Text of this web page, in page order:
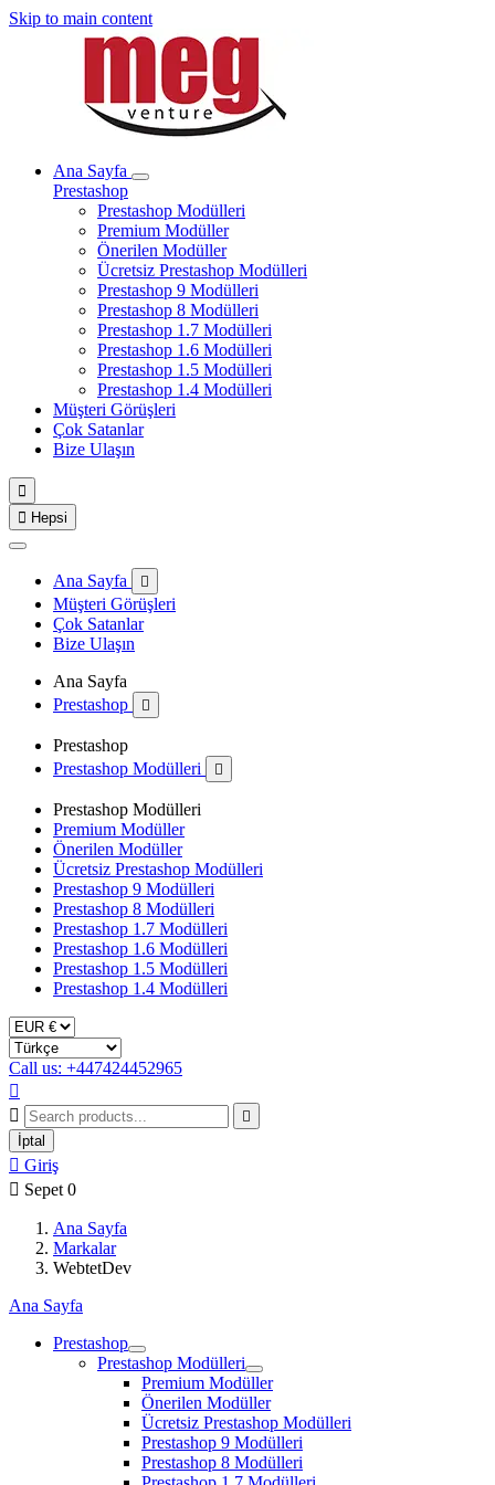
Skip to main content
Ana Sayfa
Prestashop
Prestashop Modülleri
Premium Modüller
Önerilen Modüller
Ücretsiz Prestashop Modülleri
Prestashop 9 Modülleri
Prestashop 8 Modülleri
Prestashop 1.7 Modülleri
Prestashop 1.6 Modülleri
Prestashop 1.5 Modülleri
Prestashop 1.4 Modülleri
Müşteri Görüşleri
Çok Satanlar
Bize Ulaşın

 Hepsi
Ana Sayfa 
Müşteri Görüşleri
Çok Satanlar
Bize Ulaşın
Ana Sayfa
Prestashop

Prestashop
Prestashop Modülleri

Prestashop Modülleri
Premium Modüller
Önerilen Modüller
Ücretsiz Prestashop Modülleri
Prestashop 9 Modülleri
Prestashop 8 Modülleri
Prestashop 1.7 Modülleri
Prestashop 1.6 Modülleri
Prestashop 1.5 Modülleri
Prestashop 1.4 Modülleri
Call us: +447424452965



İptal
 Giriş
 Sepet 0
Ana Sayfa
Markalar
WebtetDev
Ana Sayfa
Prestashop
Prestashop Modülleri
Premium Modüller
Önerilen Modüller
Ücretsiz Prestashop Modülleri
Prestashop 9 Modülleri
Prestashop 8 Modülleri